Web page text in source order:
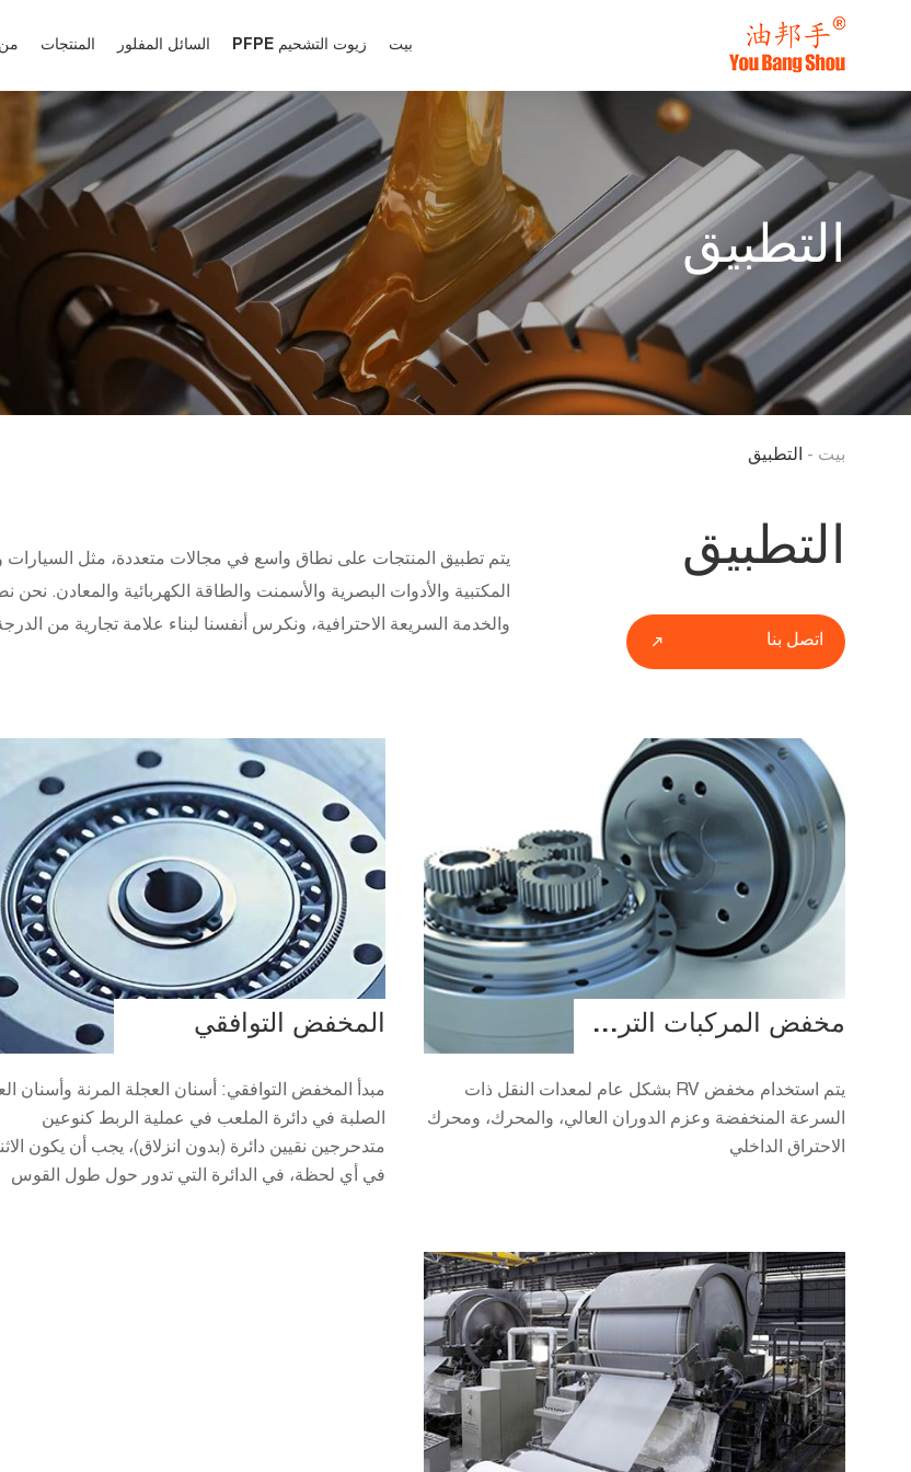
بيت زيوت التشحيم PFPE السائل المفلور المنتجات
التطبيق
بيت - التطبيق
التطبيق
اتصل بنا
يتم تطبيق المنتجات على نطاق واسع في مجالات متعددة، مثل السيارات
المكتبية والأدوات البصرية والأسمنت والطاقة الكهربائية والمعادن.
والخدمة السريعة الاحترافية، ونكرس أنفسنا لبناء علامة تجارية من
مخفض المركبات الترفيهية
يتم استخدام مخفض RV بشكل عام لمعدات النقل ذات
السرعة المنخفضة وعزم الدوران العالي، والمحرك، ومحرك
الاحتراق الداخلي
المخفض التوافقي
مبدأ المخفض التوافقي: أسنان العجلة المرنة وأسنان
الصلبة في دائرة الملعب في عملية الربط كنوعين
متدحرجين نقيين دائرة (بدون انزلاق)، يجب أن يكون
في أي لحظة، في الدائرة التي تدور حول طول القوس